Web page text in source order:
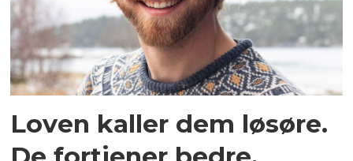
Loven kaller dem løsøre.